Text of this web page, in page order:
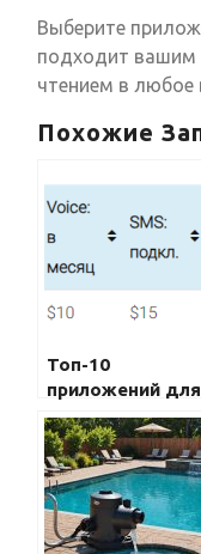
Выберите
подходит вашим
чтением в любое
Похожие
Топ-10
приложений для
шопинга на
мобильном
телефоне